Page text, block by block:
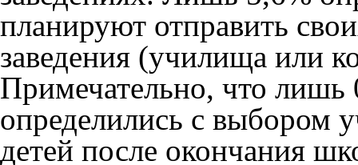
планируют отправить
заведения (училища или
Примечательно, что лишь
определились с выбором
детей после окончания